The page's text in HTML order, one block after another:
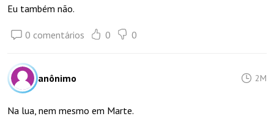
Eu também não.
0 comentários 0 0
anônimo 2M
Na lua, nem mesmo em Marte.